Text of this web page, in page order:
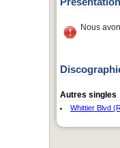
Nous
Autres singles
Whittier Blvd